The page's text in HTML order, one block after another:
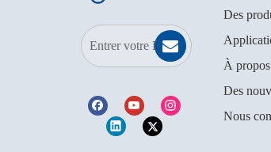
Des
À
Des
Nous